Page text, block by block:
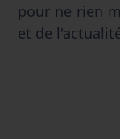
pour ne rien
et de